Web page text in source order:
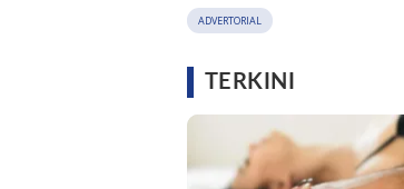
Keuangan bagi Masyarakat
ADVERTORIAL
TERKINI